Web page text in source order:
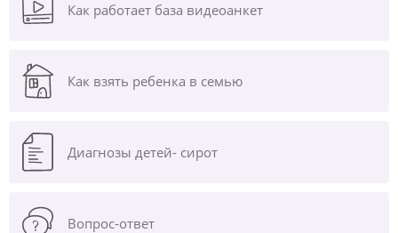
Как работает база видеоанкет
Как взять ребенка в семью
Диагнозы детей- сирот
Вопрос-ответ